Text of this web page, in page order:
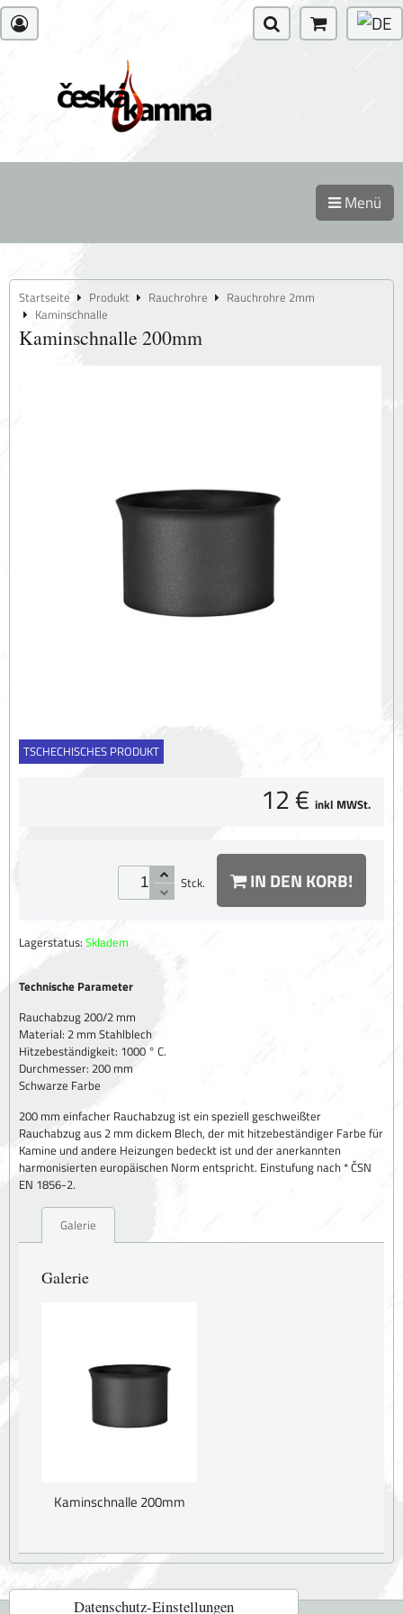
Menü
Startseite Produkt Rauchrohre
Rauchrohre 2mm
Kaminschnalle
Kaminschnalle 200mm
TSCHECHISCHES PRODUKT
12 € inkl MWSt.
Stck. IN DEN KORB!
Lagerstatus:Skladem
Technische Parameter
Rauchabzug 200/2 mm
Material: 2 mm Stahlblech
Hitzebeständigkeit: 1000 ° C.
Durchmesser: 200 mm
Schwarze Farbe
200 mm einfacher Rauchabzug ist ein speziell geschweißter
Rauchabzug aus 2 mm dickem Blech, der mit hitzebeständiger Farbe für
Kamine und andere Heizungen bedeckt ist und der anerkannten
harmonisierten europäischen Norm entspricht. Einstufung nach * ČSN
EN 1856-2.
Galerie
Galerie
Kaminschnalle 200mm
Datenschutz-Einstellungen